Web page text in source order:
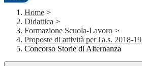
Home >
Didattica >
Formazione Scuola-Lavoro >
Proposte di attività per l'a.s. 2018-19
Concorso Storie di Alternanza